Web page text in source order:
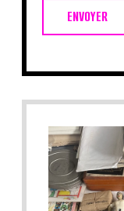
ENVOYER